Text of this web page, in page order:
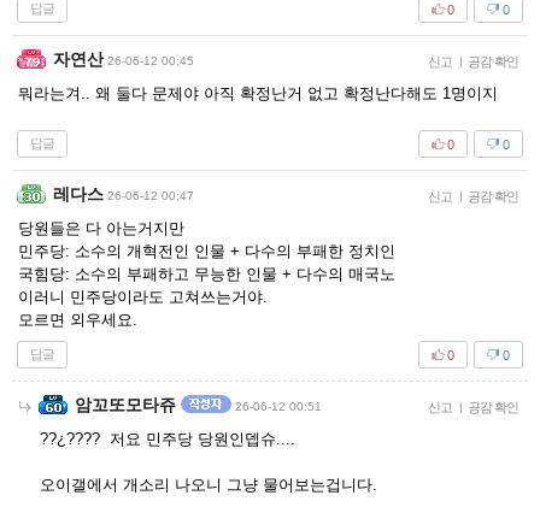
답글 0
0
자연산 26-06-12 00:45 신고 | 공감 확인
뭐라는겨.. 왜 둘다 문제야 아직 확정난거 없고 확정난다해도 1명이지
답글 0
0
레다스 26-06-12 00:47 신고 | 공감 확인
당원들은 다 아는거지만
민주당: 소수의 개혁전인 인물 + 다수의 부패한 정치인
국힘당: 소수의 부패하고 무능한 인물 + 다수의 매국노
이러니 민주당이라도 고쳐쓰는거야.
모르면 외우세요.
답글 0
0
암꼬또모타쥬 26-06-12 00:51 신고 | 공감 확인
??¿???? 저요 민주당 당원인뎁슈....
오이갤에서 개소리 나오니 그냥 물어보는겁니다.